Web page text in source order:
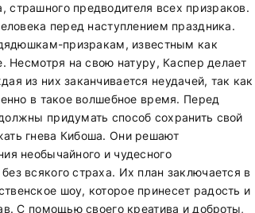
предводителя всех призраков.
перед наступлением праздника.
призракам, известным как
Несмотря на свою натуру, Каспер делает
из них заканчивается неудачей, так как
в такое волшебное время. Перед
придумать способ сохранить свой
гнева Кибоша. Они решают
необычайного и чудесного
всякого страха. Их план заключается в
шоу, которое принесет радость и
С помощью своего креатива и доброты,